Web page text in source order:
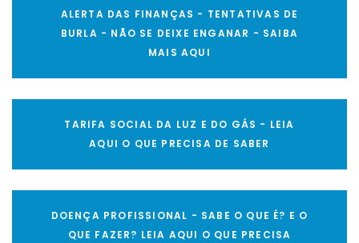
ALERTA DAS FINANÇAS - TENTATIVAS DE
BURLA - NÃO SE DEIXE ENGANAR - SAIBA
MAIS AQUI
TARIFA SOCIAL DA LUZ E DO GÁS - LEIA
AQUI O QUE PRECISA DE SABER
DOENÇA PROFISSIONAL - SABE O QUE É? E O
QUE FAZER? LEIA AQUI O QUE PRECISA